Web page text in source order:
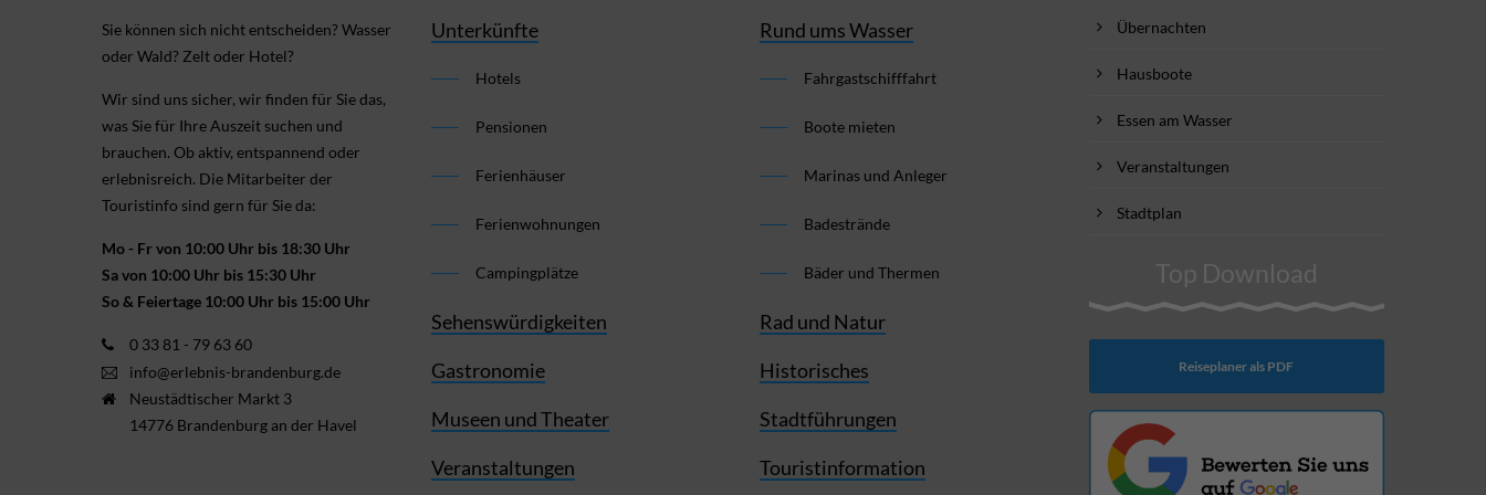
Sie können sich nicht ent­scheiden? Wasser
oder Wald? Zelt oder Hotel?
Wir sind uns sicher, wir finden für Sie das,
was Sie für Ihre Aus­zeit suchen und
brauchen. Ob aktiv, ent­spannend oder
erlebnis­reich. Die Mitarbeiter der
Touristinfo sind gern für Sie da:
Mo - Fr von 10:00 Uhr bis 18:30 Uhr
Sa von 10:00 Uhr bis 15:30 Uhr
So & Feiertage 10:00 Uhr bis 15:00 Uhr
0 33 81 - 79 63 60
info@erlebnis-brandenburg.de
Neustädtischer Markt 3
14776 Brandenburg an der Havel
Unterkünfte
Hotels
Pensionen
Ferienhäuser
Ferienwohnungen
Campingplätze
Sehenswürdigkeiten
Gastronomie
Museen und Theater
Veranstaltungen
Rund ums Wasser
Fahrgastschifffahrt
Boote mieten
Marinas und Anleger
Badestrände
Bäder und Thermen
Rad und Natur
Historisches
Stadtführungen
Touristinformation
Übernachten
Hausboote
Essen am Wasser
Veranstaltungen
Stadtplan
Top Download
Reiseplaner als PDF